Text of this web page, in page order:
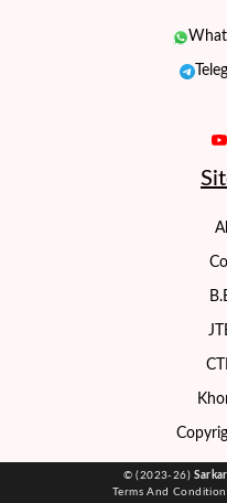
© (2023-26)
Terms And